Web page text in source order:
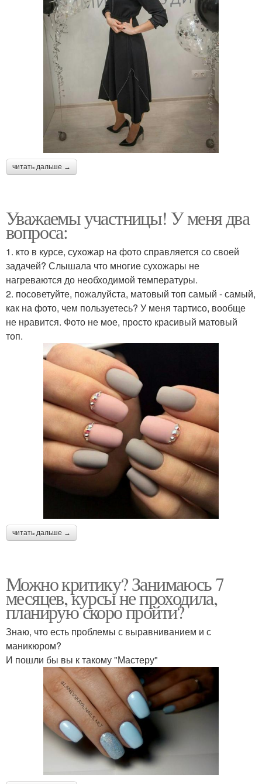
читать дальше →
Уважаемы участницы! У меня два
вопроса:
1. кто в курсе, сухожар на фото справляется со своей
задачей? Слышала что многие сухожары не
нагреваются до необходимой температуры.
2. посоветуйте, пожалуйста, матовый топ самый - самый,
как на фото, чем пользуетесь? У меня тартисо, вообще
не нравится. Фото не мое, просто красивый матовый
топ.
читать дальше →
Можно критику? Занимаюсь 7
месяцев, курсы не проходила,
планирую скоро пройти?
Знаю, что есть проблемы с выравниванием и с
маникюром?
И пошли бы вы к такому "Мастеру"